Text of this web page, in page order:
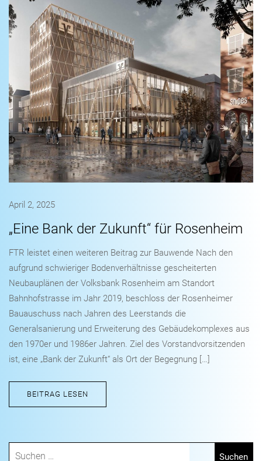
April 2, 2025
„Eine Bank der Zukunft“ für Rosenheim
FTR leistet einen weiteren Beitrag zur Bauwende Nach den
aufgrund schwieriger Bodenverhältnisse gescheiterten
Neubauplänen der Volksbank Rosenheim am Standort
Bahnhofstrasse im Jahr 2019, beschloss der Rosenheimer
Bauauschuss nach Jahren des Leerstands die
Generalsanierung und Erweiterung des Gebäudekomplexes aus
den 1970er und 1986er Jahren. Ziel des Vorstandvorsitzenden
ist, eine „Bank der Zukunft“ als Ort der Begegnung […]
BEITRAG LESEN